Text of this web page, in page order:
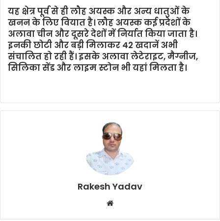
यह क्षेत्र पूर्व से ही लौह अयस्क और अन्य धातुओं के
खनन के लिए वियात है। लौह अयस्क कई प्रदेशों के
अलावा चीन और दूसरे देशों में निर्यात किया जाता है।
इनकी छोटी और बड़ी मिलाकर 42 खदानें अभी
संचालित हो रही हैं। इसके अलावा लेटेराइट, मैग्नीज,
सिलिका सेंड और लाइम स्टोन भी यहां मिलता है।
Rakesh Yadav